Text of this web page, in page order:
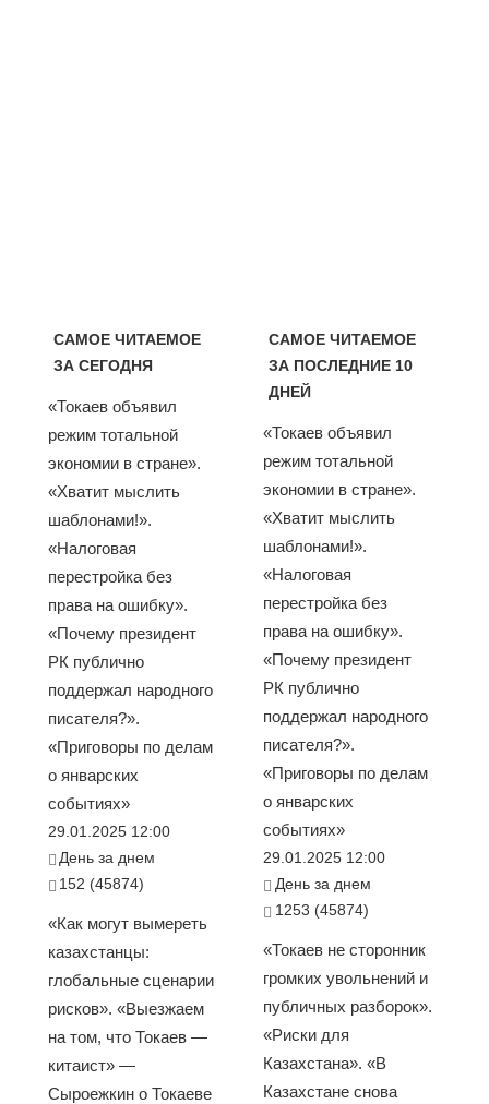
САМОЕ ЧИТАЕМОЕ
ЗА СЕГОДНЯ
«Токаев объявил
режим тотальной
экономии в стране».
«Хватит мыслить
шаблонами!».
«Налоговая
перестройка без
права на ошибку».
«Почему президент
РК публично
поддержал народного
писателя?».
«Приговоры по делам
о январских
событиях»
29.01.2025 12:00
День за днем
152 (45874)
«Как могут вымереть
казахстанцы:
глобальные сценарии
рисков». «Выезжаем
на том, что Токаев —
китаист» —
Сыроежкин о Токаеве
САМОЕ ЧИТАЕМОЕ
ЗА ПОСЛЕДНИЕ 10
ДНЕЙ
«Токаев объявил
режим тотальной
экономии в стране».
«Хватит мыслить
шаблонами!».
«Налоговая
перестройка без
права на ошибку».
«Почему президент
РК публично
поддержал народного
писателя?».
«Приговоры по делам
о январских
событиях»
29.01.2025 12:00
День за днем
1253 (45874)
«Токаев не сторонник
громких увольнений и
публичных разборок».
«Риски для
Казахстана». «В
Казахстане снова